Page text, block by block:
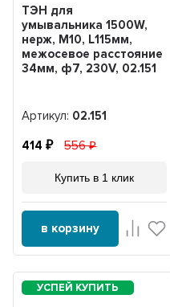
ТЭН для
умывальника 1500W,
нерж, М10, L115мм,
межосевое расстояние
34мм, ф7, 230V, 02.151
Артикул: 02.151
414 556
Купить в 1 клик
в корзину